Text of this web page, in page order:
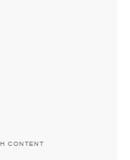
CONTENT